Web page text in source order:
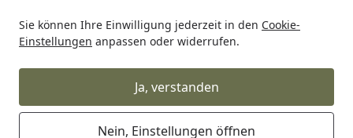
Sie können Ihre Einwilligung jederzeit in den Cookie-
Einstellungen anpassen oder widerrufen.
Ja, verstanden
Nein, Einstellungen öffnen
Startseite
Alles für den Garten Gerätehaus Zubehör für
Telluria Fußboden für
Metallgerätehaus
Classico/Luminato 3030